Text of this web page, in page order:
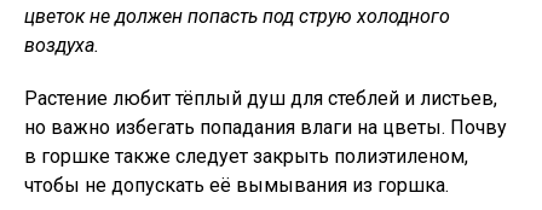
цветок не должен попасть под струю холодного
воздуха.
Растение любит тёплый душ для стеблей и листьев,
но важно избегать попадания влаги на цветы. Почву
в горшке также следует закрыть полиэтиленом,
чтобы не допускать её вымывания из горшка.